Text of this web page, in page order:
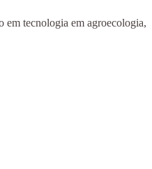
tecnologia em